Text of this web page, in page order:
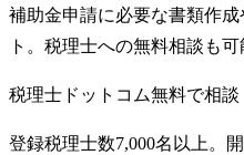
補助金申請に必要な書類作
ト。税理士への無料相談も可
税理士ドットコム無料で相談
登録税理士数7,000名以上。